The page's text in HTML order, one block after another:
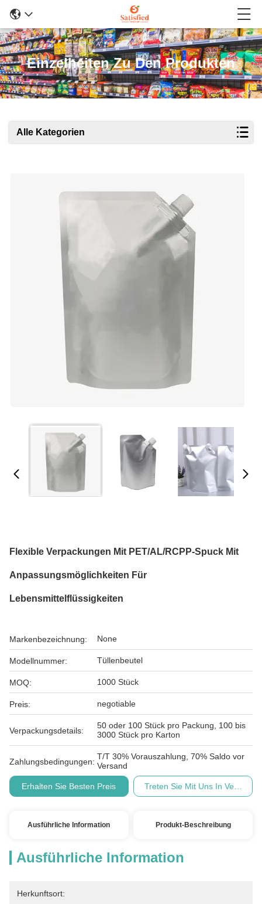
Einzelheiten Zu Den Produkten
Alle Kategorien
Flexible Verpackungen Mit PET/AL/RCPP-Spuck Mit
Anpassungsmöglichkeiten Für
Lebensmittelflüssigkeiten
Markenbezeichnung: None
Modellnummer: Tüllenbeutel
MOQ: 1000 Stück
Preis: negotiable
Verpackungsdetails:
50 oder 100 Stück pro Packung, 100 bis
3000 Stück pro Karton
Zahlungsbedingungen:
T/T 30% Vorauszahlung, 70% Saldo vor
Versand
Erhalten Sie Besten Preis Treten Sie Mit Uns In
Ausführliche Information Produkt-Beschreibung
Ausführliche Information
Herkunftsort: